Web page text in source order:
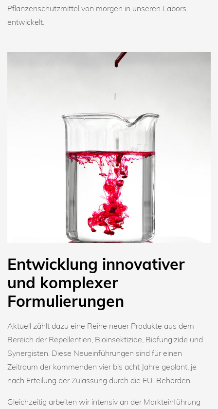
Pflanzenschutzmittel von morgen in unseren Labors
entwickelt.
Entwicklung innovativer
und komplexer
Formulierungen
Aktuell zählt dazu eine Reihe neuer Produkte aus dem
Bereich der Repellentien, Bioinsektizide, Biofungizide und
Synergisten. Diese Neueinführungen sind für einen
Zeitraum der kommenden vier bis acht Jahre geplant, je
nach Erteilung der Zulassung durch die EU-Behörden.
Gleichzeitig arbeiten wir intensiv an der Markteinführung